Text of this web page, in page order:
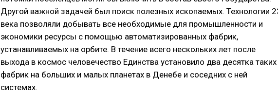
Другой важной задачей был поиск полезных ископаемых. Технологии
века позволяли добывать все необходимые для промышленности и
экономики ресурсы с помощью автоматизированных фабрик,
устанавливаемых на орбите. В течение всего нескольких лет после
выхода в космос человечество Единства установило два десятка таких
фабрик на больших и малых планетах в Денебе и соседних с ней
системах.